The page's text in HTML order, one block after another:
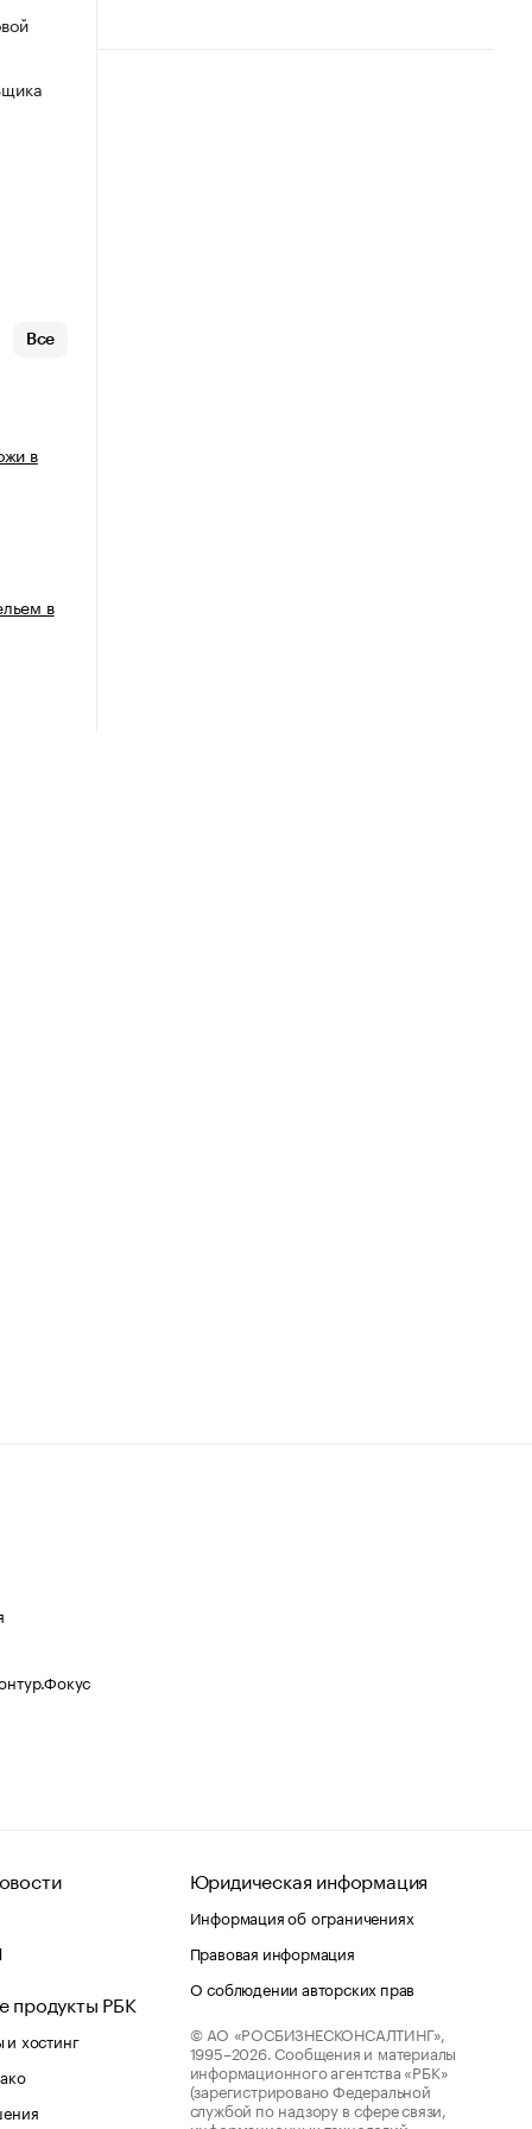
Все
в
в
продукты РБК
хостинг
Юридическая информация
Информация об ограничениях
Правовая информация
О соблюдении авторских прав
© АО «РОСБИЗНЕСКОНСАЛТИНГ»,
1995–2026. Сообщения и материалы
информационного агентства «РБК»
(зарегистрировано Федеральной
службой по надзору в сфере связи,